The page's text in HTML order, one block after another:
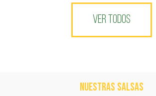
VER TODOS
NUESTRAS SALSAS